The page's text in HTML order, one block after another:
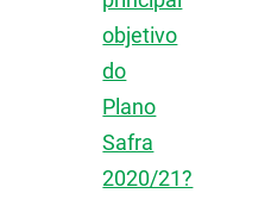
objetivo
do
Plano
Safra
2020/21?